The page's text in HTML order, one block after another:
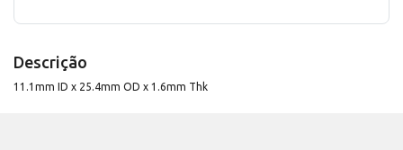
Descrição
11.1mm ID x 25.4mm OD x 1.6mm Thk